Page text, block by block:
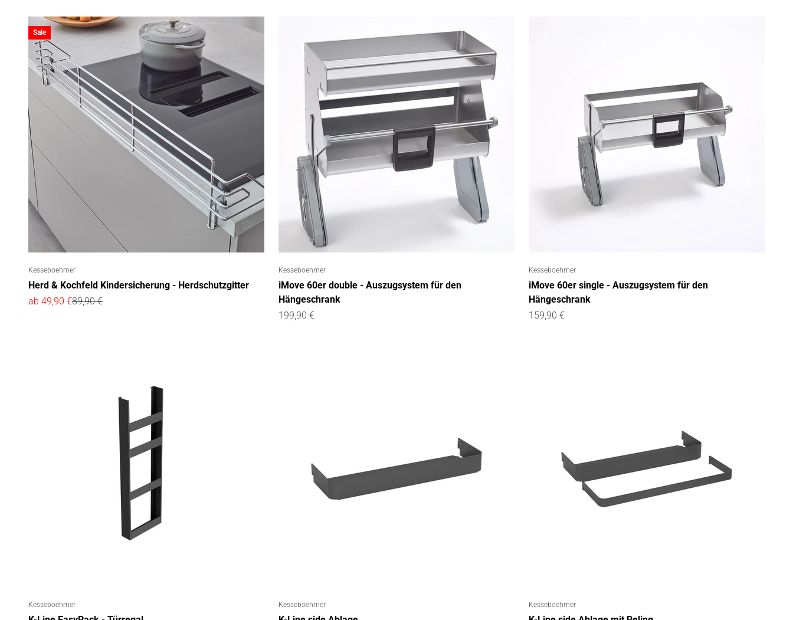
Sale
Kesseboehmer
Herd & Kochfeld Kindersicherung - Herdschutzgitter
Angebot
ab 49,90 €Regulärer Preis
89,90 €
Kesseboehmer
iMove 60er double - Auszugsystem für den
Hängeschrank
Angebot
199,90 €
Kesseboehmer
iMove 60er single - Auszugsystem für den
Hängeschrank
Angebot
159,90 €
Kesseboehmer Kesseboehmer Kesseboehmer